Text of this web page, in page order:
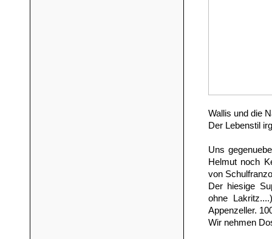
Wallis und die
Der Lebenstil
Uns
Helmut noch
von
Der hiesige
ohne
Appenzeller.
Wir nehmen